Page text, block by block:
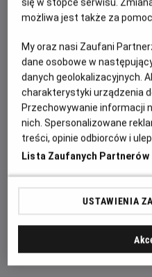
чемпіони зіштовхуються
темне правління Шао Кана,
Земного царства та його
możliwa jest także za
My oraz nasi Zaufani
dane osobowe w
danych geolokalizacyjnych.
charakterystyki urządzenia
Przechowywanie informacji
nich. Spersonalizowane
treści, opinie odbiorców i
Lista Zaufanych Partnerów
USTAWIENIA